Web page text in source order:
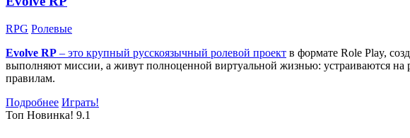
RPG Ролевые
Evolve RP – это крупный русскоязычный ролевой проект в формате Role Play,
выполняют миссии, а живут полноценной виртуальной жизнью: устраиваются на
правилам.
Подробнее Играть!
Топ Новинка! 9.1